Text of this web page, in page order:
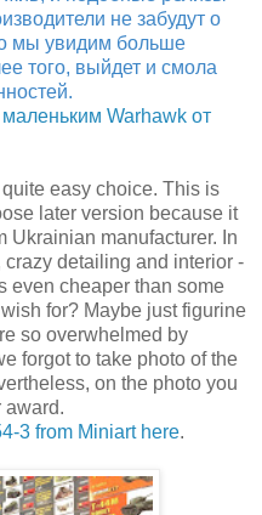
не забудут о
мы увидим больше
того, выйдет и смола
маленьким Warhawk от
easy choice. This is
later version because it
Ukrainian manufacturer. In
detailing and interior -
even cheaper than some
for? Maybe just figurine
so overwhelmed by
forgot to take photo of the
on the photo you
award.
3 from Miniart here.